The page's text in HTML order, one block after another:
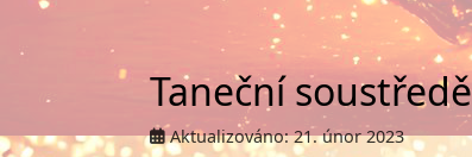
Taneční
Aktualizováno: 21. únor 2023